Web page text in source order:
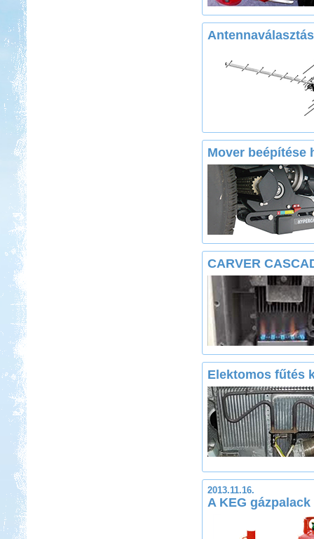
Antennaválasztás
Mover beépítése
CARVER
Elektomos fűtés
2013.11.16.
A KEG